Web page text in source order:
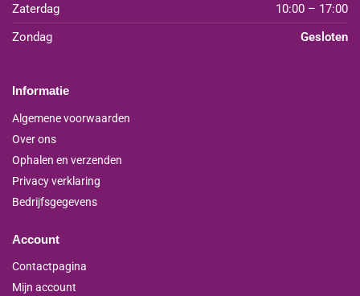
Zaterdag
10:00 – 17:00
Zondag
Gesloten
Informatie
Algemene voorwaarden
Over ons
Ophalen en verzenden
Privacy verklaring
Bedrijfsgegevens
Account
Contactpagina
Mijn account